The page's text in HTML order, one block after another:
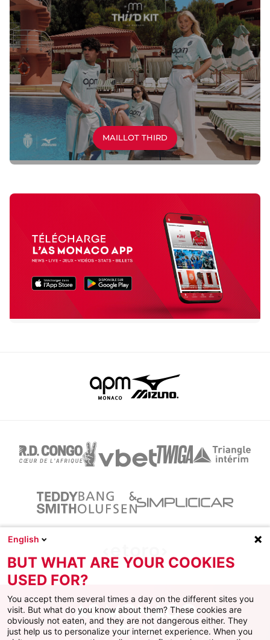
MAILLOT THIRD
Facebook
X Instagram
YoutubeTikTokTwitch
English
BUT WHAT ARE YOUR COOKIES
USED FOR?
You accept them several times a day on the different sites you
visit. But what do you know about them? These cookies are
obviously not eaten, and they are not dangerous either. They
just help us to personalize your internet experience. When you